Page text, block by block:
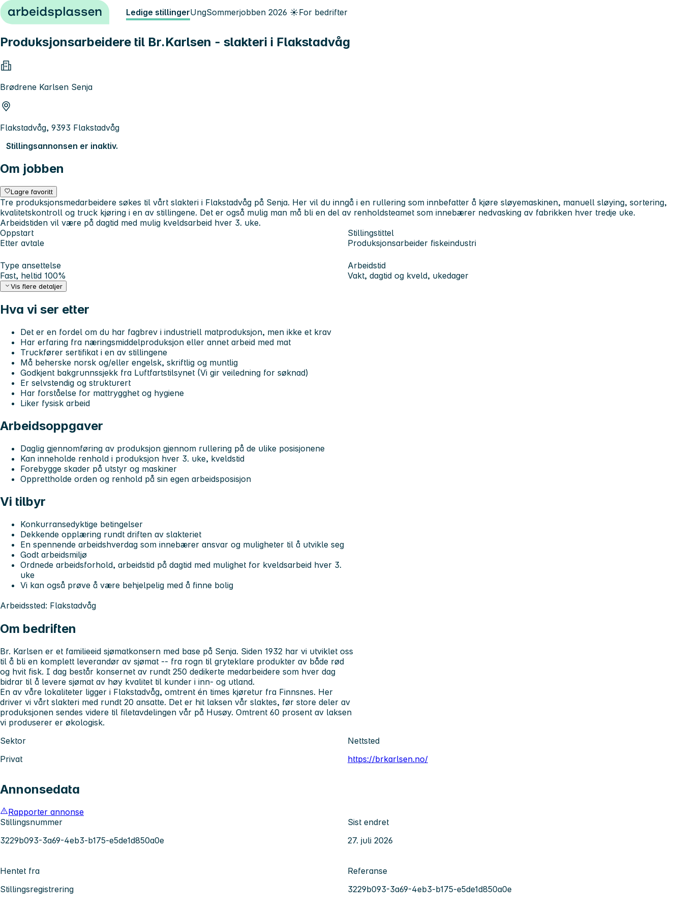
Hopp til innhold Ledige stillingerUngSommerjobben 2026 ☀️For bedrifter
Produksjonsarbeidere til Br.Karlsen - slakteri i Flakstadvåg
Brødrene Karlsen Senja
Flakstadvåg, 9393 Flakstadvåg
Stillingsannonsen er inaktiv.
Om jobben
Lagre favoritt
Tre produksjonsmedarbeidere søkes til vårt slakteri i Flakstadvåg på Senja. Her vil du inngå i en rullering som innbefatter å kjøre sløyemaskinen, manuell sløying, sortering,
kvalitetskontroll og truck kjøring i en av stillingene. Det er også mulig man må bli en del av renholdsteamet som innebærer nedvasking av fabrikken hver tredje uke.
Arbeidstiden vil være på dagtid med mulig kveldsarbeid hver 3. uke.
Oppstart
Etter avtale
Stillingstittel
Produksjonsarbeider fiskeindustri
Type ansettelse
Fast, heltid 100%
Arbeidstid
Vakt, dagtid og kveld, ukedager
Vis flere detaljer
Hva vi ser etter
Det er en fordel om du har fagbrev i industriell matproduksjon, men ikke et krav
Har erfaring fra næringsmiddelproduksjon eller annet arbeid med mat
Truckfører sertifikat i en av stillingene
Må beherske norsk og/eller engelsk, skriftlig og muntlig
Godkjent bakgrunnssjekk fra Luftfartstilsynet (Vi gir veiledning for søknad)
Er selvstendig og strukturert
Har forståelse for mattrygghet og hygiene
Liker fysisk arbeid
Arbeidsoppgaver
Daglig gjennomføring av produksjon gjennom rullering på de ulike posisjonene
Kan inneholde renhold i produksjon hver 3. uke, kveldstid
Forebygge skader på utstyr og maskiner
Opprettholde orden og renhold på sin egen arbeidsposisjon
Vi tilbyr
Konkurransedyktige betingelser
Dekkende opplæring rundt driften av slakteriet
En spennende arbeidshverdag som innebærer ansvar og muligheter til å utvikle seg
Godt arbeidsmiljø
Ordnede arbeidsforhold, arbeidstid på dagtid med mulighet for kveldsarbeid hver 3.
uke
Vi kan også prøve å være behjelpelig med å finne bolig
Arbeidssted: Flakstadvåg
Om bedriften
Br. Karlsen er et familieeid sjømatkonsern med base på Senja. Siden 1932 har vi utviklet oss
til å bli en komplett leverandør av sjømat -- fra rogn til gryteklare produkter av både rød
og hvit fisk. I dag består konsernet av rundt 250 dedikerte medarbeidere som hver dag
bidrar til å levere sjømat av høy kvalitet til kunder i inn- og utland.
En av våre lokaliteter ligger i Flakstadvåg, omtrent én times kjøretur fra Finnsnes. Her
driver vi vårt slakteri med rundt 20 ansatte. Det er hit laksen vår slaktes, før store deler av
produksjonen sendes videre til filetavdelingen vår på Husøy. Omtrent 60 prosent av laksen
vi produserer er økologisk.
Sektor
Privat
Nettsted
https://brkarlsen.no/
Annonsedata
Rapporter annonse
Stillingsnummer
3229b093-3a69-4eb3-b175-e5de1d850a0e
Sist endret
27. juli 2026
Hentet fra
Stillingsregistrering
Referanse
3229b093-3a69-4eb3-b175-e5de1d850a0e